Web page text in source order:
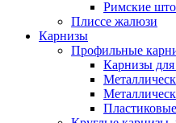
Римские
Плиссе жалюзи
Карнизы
Профильные
Карнизы